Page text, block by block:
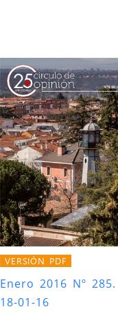
VERSIÓN PDF
Enero 2016 Nº 285.
18-01-16